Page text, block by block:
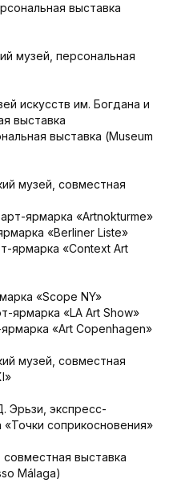
выставка
музей, персональная
искусств им. Богдана и
выставка
выставка (Museum
музей, совместная
ярмарка «Artnokturme»
«Berliner Liste»
ярмарка «Context Art
«Scope NY»
ярмарка «LA Art Show»
«Art Copenhagen»
музей, совместная
Эрьзи, экспресс-
соприкосновения»
выставка
Málaga)